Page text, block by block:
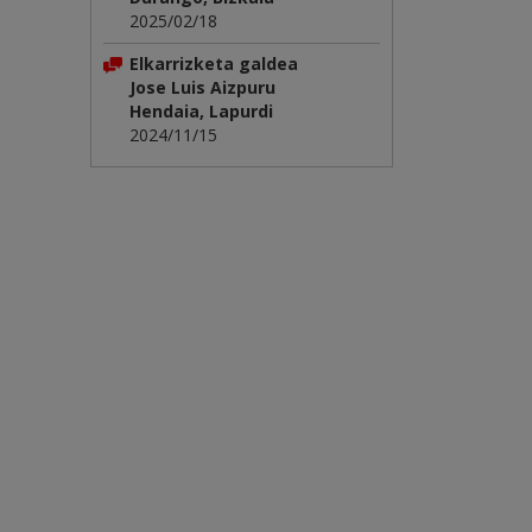
2025/02/18
Elkarrizketa galdea
Jose Luis Aizpuru
Hendaia, Lapurdi
2024/11/15